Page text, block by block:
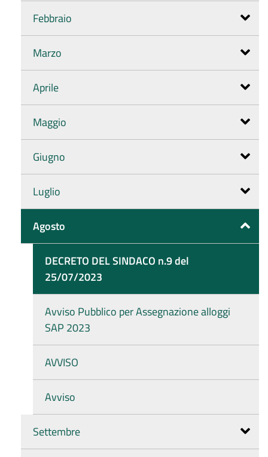
Febbraio
Marzo
Aprile
Maggio
Giugno
Luglio
Agosto
DECRETO DEL SINDACO n.9 del
25/07/2023
Avviso Pubblico per Assegnazione alloggi
SAP 2023
AVVISO
Avviso
Settembre